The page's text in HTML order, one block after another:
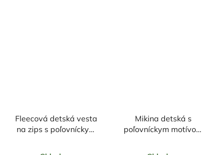
Fleecová detská vesta
na zips s poľovníckym
Mikina detská s
poľovníckym motívom